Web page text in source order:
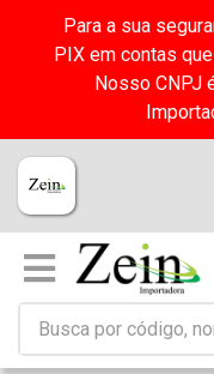
Para a sua
PIX em contas
Nosso CNPJ